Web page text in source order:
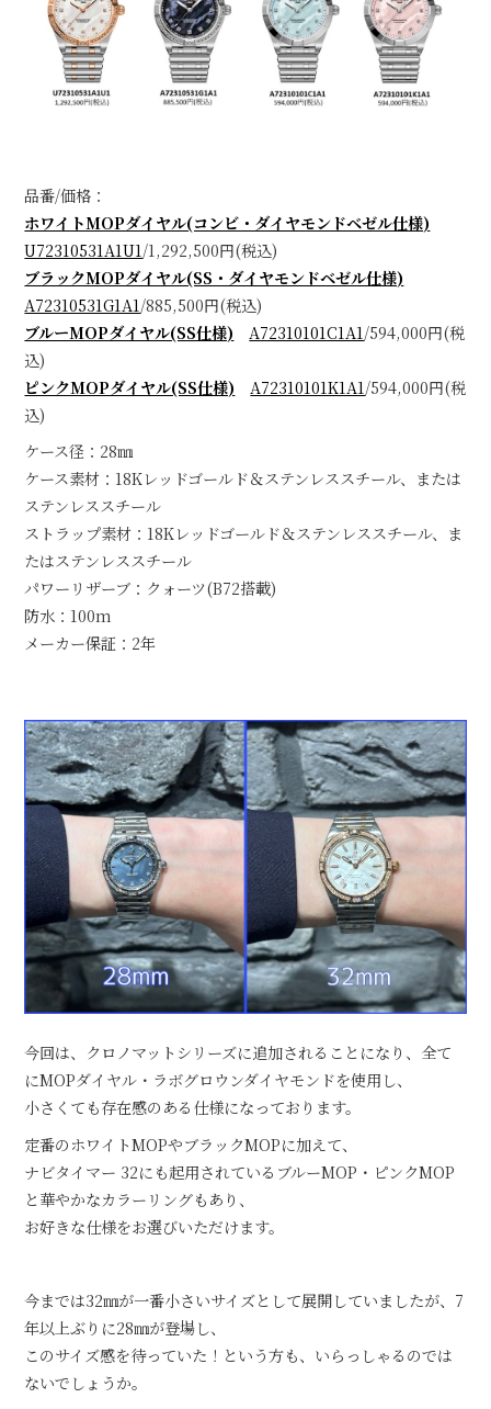
品番/価格：
ホワイトMOPダイヤル(コンビ・ダイヤモンドベゼル仕様)
U72310531A1U1 /1,292,500円(税込)
ブラックMOPダイヤル(SS・ダイヤモンドベゼル仕様)
A72310531G1A1 /885,500円(税込)
ブルーMOPダイヤル(SS仕様)
A72310101C1A1 /594,000円(税
込)
ピンクMOPダイヤル(SS仕様)
A72310101K1A1 /594,000円(税
込)
ケース径：28㎜
ケース素材：18Kレッドゴールド＆ステンレススチール、または
ステンレススチール
ストラップ素材：18Kレッドゴールド＆ステンレススチール、ま
たはステンレススチール
パワーリザーブ：クォーツ(B72搭載)
防水：100m
メーカー保証：2年
今回は、クロノマットシリーズに追加されることになり、全て
にMOPダイヤル・ラボグロウンダイヤモンドを使用し、
小さくても存在感のある仕様になっております。
定番のホワイトMOPやブラックMOPに加えて、
ナビタイマー 32にも起用されているブルーMOP・ピンクMOP
と華やかなカラーリングもあり、
お好きな仕様をお選びいただけます。
今までは32㎜が一番小さいサイズとして展開していましたが、7
年以上ぶりに28㎜が登場し、
このサイズ感を待っていた！という方も、いらっしゃるのでは
ないでしょうか。